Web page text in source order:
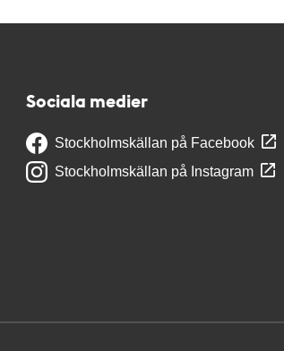
Sociala medier
Stockholmskällan på Facebook
Stockholmskällan på Instagram